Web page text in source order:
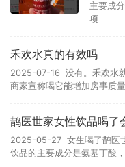
主要成
项
禾欢水真的有效吗
2025-07-16 没有。禾欢水
商家宣称喝它能增加房事质
鹊医世家女性饮品喝了
2025-05-27 女生喝了鹊医
饮品的主要成分是氨基丁酸